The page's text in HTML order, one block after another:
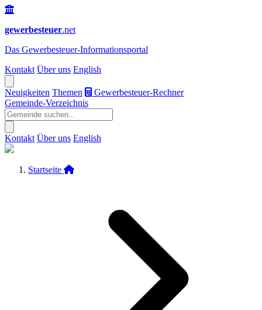
gewerbesteuer.net
Das Gewerbesteuer-Informationsportal
Kontakt Über uns English
Neuigkeiten Themen
Gewerbesteuer-Rechner
Gemeinde-Verzeichnis
Kontakt Über uns English
Startseite